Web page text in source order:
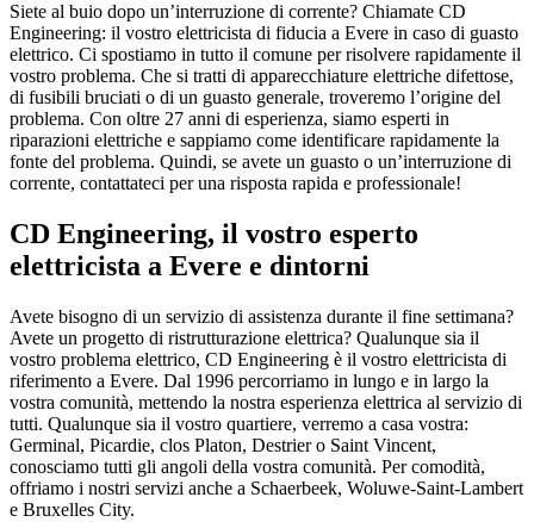
Siete al buio dopo un’interruzione di corrente? Chiamate CD
Engineering: il vostro elettricista di fiducia a Evere in caso di guasto
elettrico. Ci spostiamo in tutto il comune per risolvere rapidamente il
vostro problema. Che si tratti di apparecchiature elettriche difettose,
di fusibili bruciati o di un guasto generale, troveremo l’origine del
problema. Con oltre 27 anni di esperienza, siamo esperti in
riparazioni elettriche e sappiamo come identificare rapidamente la
fonte del problema. Quindi, se avete un guasto o un’interruzione di
corrente, contattateci per una risposta rapida e professionale!
CD Engineering, il vostro esperto
elettricista a Evere e dintorni
Avete bisogno di un servizio di assistenza durante il fine settimana?
Avete un progetto di ristrutturazione elettrica? Qualunque sia il
vostro problema elettrico, CD Engineering è il vostro elettricista di
riferimento a Evere. Dal 1996 percorriamo in lungo e in largo la
vostra comunità, mettendo la nostra esperienza elettrica al servizio di
tutti. Qualunque sia il vostro quartiere, verremo a casa vostra:
Germinal, Picardie, clos Platon, Destrier o Saint Vincent,
conosciamo tutti gli angoli della vostra comunità. Per comodità,
offriamo i nostri servizi anche a Schaerbeek, Woluwe-Saint-Lambert
e Bruxelles City.